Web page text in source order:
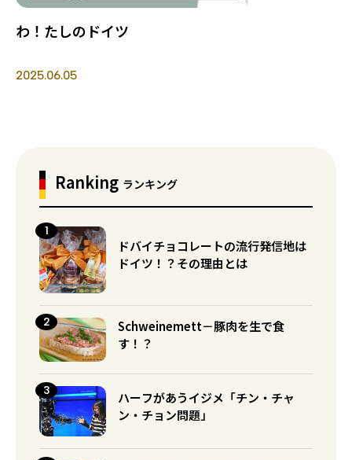
わ！たしのドイツ
2025.06.05
Ranking ランキング
ドバイチョコレートの流行発信地は
ドイツ！？その理由とは
Schweinemett－豚肉を生で食
す！？
ハーフがあうイジメ「チン・チャ
ン・チョン問題」